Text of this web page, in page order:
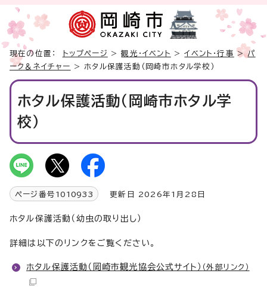
現在の位置： トップページ >観光・イベント >イベント・行事 >パ
ーク＆ネイチャー
> ホタル保護活動（岡崎市ホタル学校）
ホタル保護活動（岡崎市ホタル学
校）
ページ番号 1010933 更新日 2026年1月28日
ホタル保護活動（幼虫の取り出し）
詳細は以下のリンクをご覧ください。
ホタル保護活動（岡崎市観光協会公式サイト） （外部リンク）